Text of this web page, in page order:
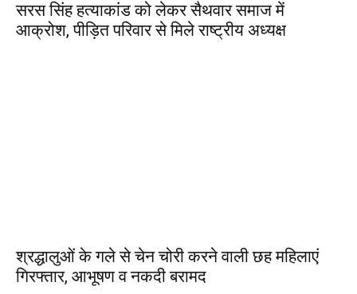
सरस सिंह हत्याकांड को लेकर सैथवार समाज में
आक्रोश, पीड़ित परिवार से मिले राष्ट्रीय अध्यक्ष
श्रद्धालुओं के गले से चेन चोरी करने वाली छह महिलाएं
गिरफ्तार, आभूषण व नकदी बरामद